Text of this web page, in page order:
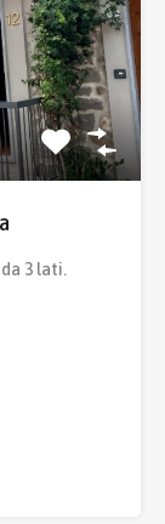
3 lati.